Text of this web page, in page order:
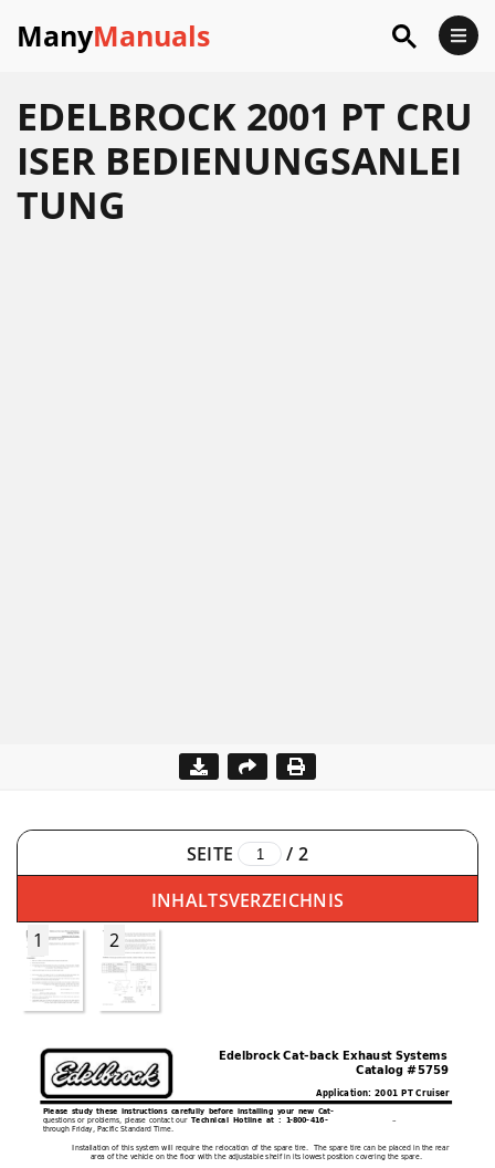
ManyManuals
EDELBROCK 2001 PT CRU
ISER BEDIENUNGSANLEI
TUNG
SEITE / 2
INHALTSVERZEICHNIS
1
2
Edelbrock Cat-back Exhaust Systems
Catalog #5759
Application: 2001 PT Cruiser
Please study these instructions carefully before installing your new Cat-
questions or problems, please contact our Technical Hotline at : 1-800-416- –
through Friday, Pacific Standard Time.
Installation of this system will require the relocation of the spare tire.  The spare tire can be placed in the rear
area of the vehicle on the floor with the adjustable shelf in its lowest position covering the spare.